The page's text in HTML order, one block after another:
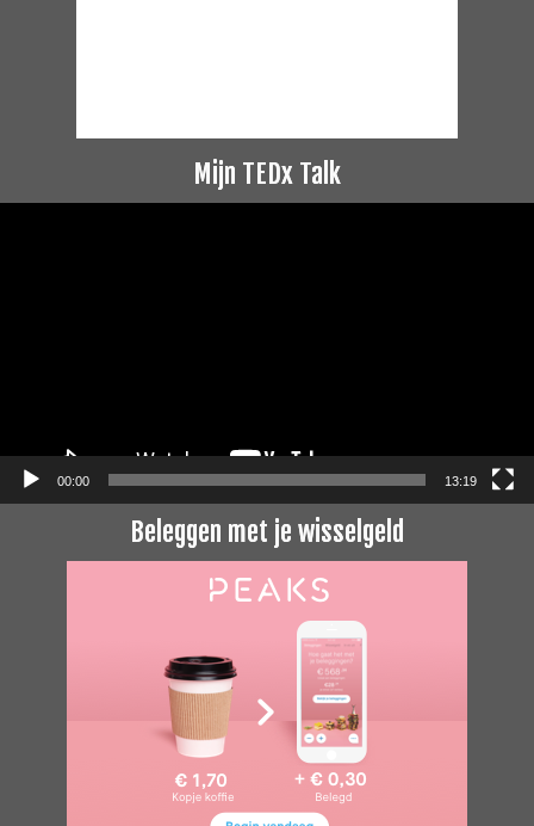
Mijn TEDx Talk
00:00 13:19
Beleggen met je wisselgeld